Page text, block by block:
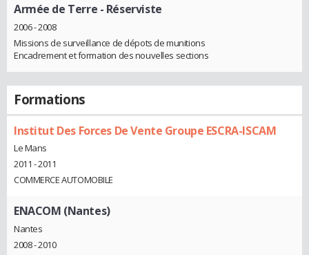
Armée de Terre - Réserviste
2006 - 2008
Missions de surveillance de dépots de munitions
Encadrement et formation des nouvelles sections
Formations
Institut Des Forces De Vente Groupe ESCRA-ISCAM
Le Mans
2011 - 2011
COMMERCE AUTOMOBILE
ENACOM (Nantes)
Nantes
2008 - 2010